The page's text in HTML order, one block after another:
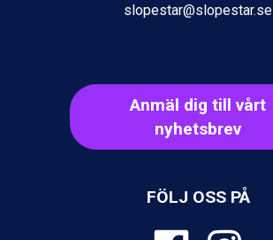
Fieberbrunn från 9.645 kr.
Canazei från 7.195 kr.
Livigno från 5.595 kr.
Ponte di Legno från 7.395 kr.
Alleghe från 8.545 kr.
Sauze dOulx från 6.145 kr.
La Thuile från 7.045 kr.
slopestar@slopestar.se
Anmäl dig till vårt
nyhetsbrev
FÖLJ OSS PÅ